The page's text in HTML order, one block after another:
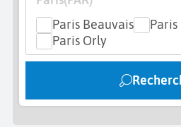
Paris Beauvais
Paris
Paris Orly